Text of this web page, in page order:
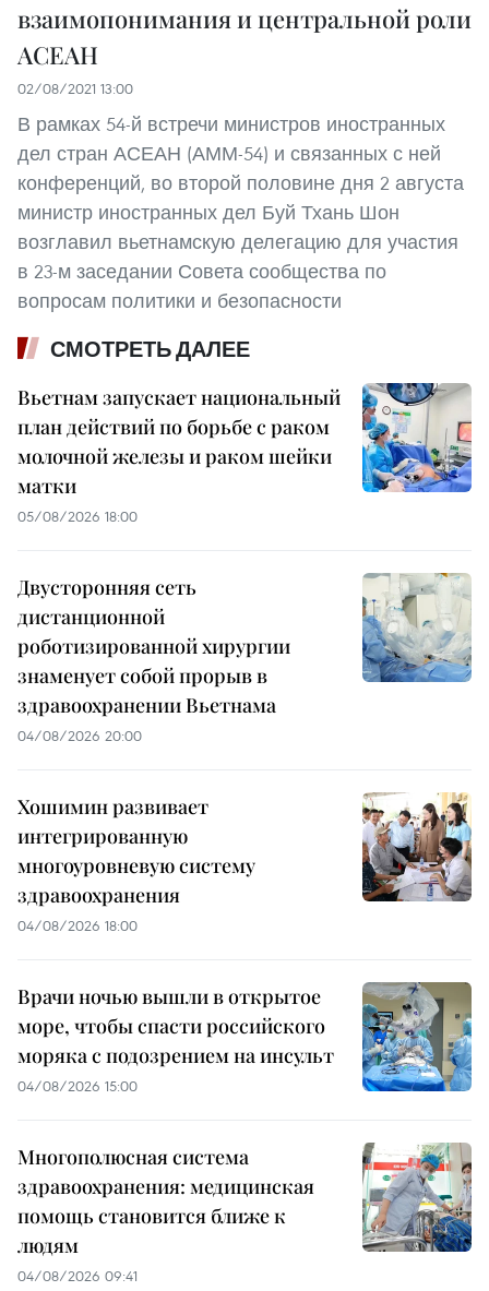
взаимопонимания и центральной роли
АСЕАН
02/08/2021 13:00
В рамках 54-й встречи министров иностранных
дел стран АСЕАН (АММ-54) и связанных с ней
конференций, во второй половине дня 2 августа
министр иностранных дел Буй Тхань Шон
возглавил вьетнамскую делегацию для участия
в 23-м заседании Совета сообщества по
вопросам политики и безопасности
СМОТРЕТЬ ДАЛЕЕ
Вьетнам запускает национальный
план действий по борьбе с раком
молочной железы и раком шейки
матки
05/08/2026 18:00
Двусторонняя сеть
дистанционной
роботизированной хирургии
знаменует собой прорыв в
здравоохранении Вьетнама
04/08/2026 20:00
Хошимин развивает
интегрированную
многоуровневую систему
здравоохранения
04/08/2026 18:00
Врачи ночью вышли в открытое
море, чтобы спасти российского
моряка с подозрением на инсульт
04/08/2026 15:00
Многополюсная система
здравоохранения: медицинская
помощь становится ближе к
людям
04/08/2026 09:41